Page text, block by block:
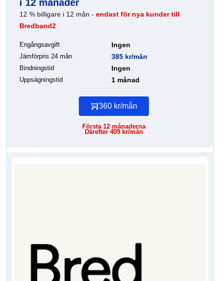
i 12 månader
12 % billigare i 12 mån - endast för nya kunder till
Bredband2
Engångsavgift Ingen
Jämförpris 24 mån 385 kr/mån
Bindningstid Ingen
Uppsägningstid 1 månad
360 kr/mån
Första 12 månaderna
Därefter 409 kr/mån